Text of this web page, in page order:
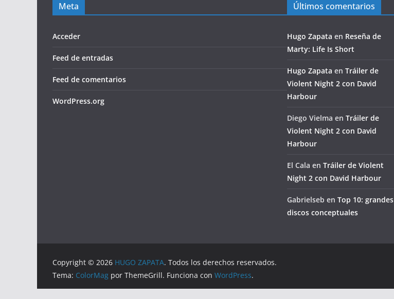
Meta
Acceder
Feed de entradas
Feed de comentarios
WordPress.org
Últimos comentarios
Hugo Zapata en Reseña de
Marty: Life Is Short
Hugo Zapata en Tráiler de
Violent Night 2 con David
Harbour
Diego Vielma en Tráiler de
Violent Night 2 con David
Harbour
El Cala en Tráiler de Violent
Night 2 con David Harbour
Gabrielseb en Top 10: grandes
discos conceptuales
Copyright © 2026 HUGO ZAPATA. Todos los derechos reservados.
Tema: ColorMag por ThemeGrill. Funciona con WordPress.